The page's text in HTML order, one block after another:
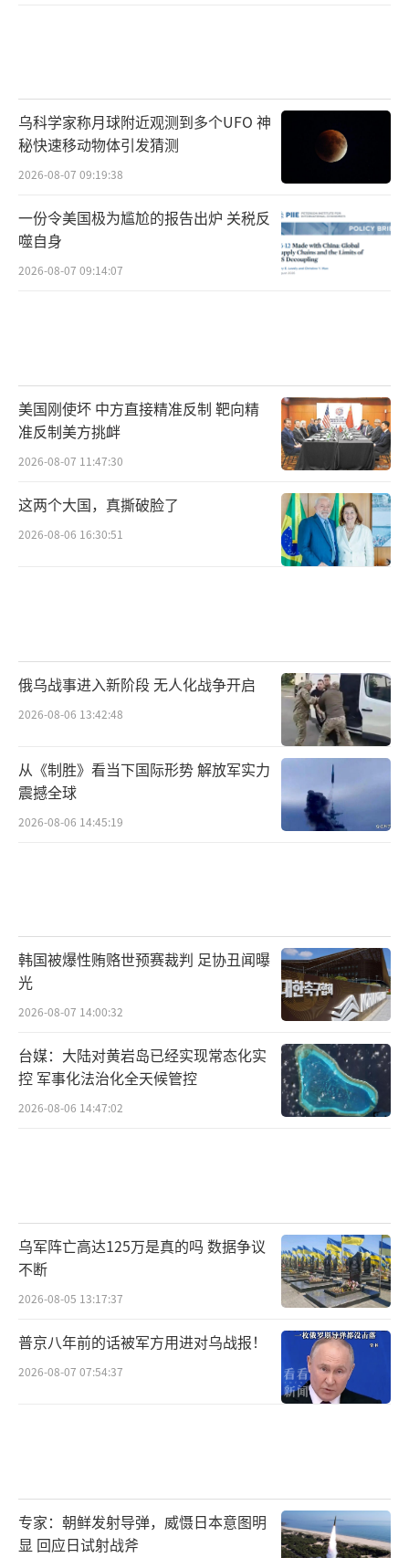
乌科学家称月球附近观测到多个UFO 神
秘快速移动物体引发猜测
2026-08-07 09:19:38
一份令美国极为尴尬的报告出炉 关税反
噬自身
2026-08-07 09:14:07
美国刚使坏 中方直接精准反制 靶向精
准反制美方挑衅
2026-08-07 11:47:30
这两个大国，真撕破脸了
2026-08-06 16:30:51
俄乌战事进入新阶段 无人化战争开启
2026-08-06 13:42:48
从《制胜》看当下国际形势 解放军实力
震撼全球
2026-08-06 14:45:19
韩国被爆性贿赂世预赛裁判 足协丑闻曝
光
2026-08-07 14:00:32
台媒：大陆对黄岩岛已经实现常态化实
控 军事化法治化全天候管控
2026-08-06 14:47:02
乌军阵亡高达125万是真的吗 数据争议
不断
2026-08-05 13:17:37
普京八年前的话被军方用进对乌战报！
2026-08-07 07:54:37
专家：朝鲜发射导弹，威慑日本意图明
显 回应日试射战斧